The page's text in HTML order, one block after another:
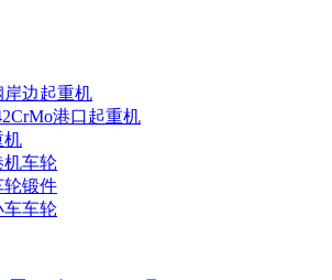
岸边起重机
港口起重机
机
机车轮
轮锻件
车车轮